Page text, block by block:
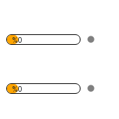
%0
%0